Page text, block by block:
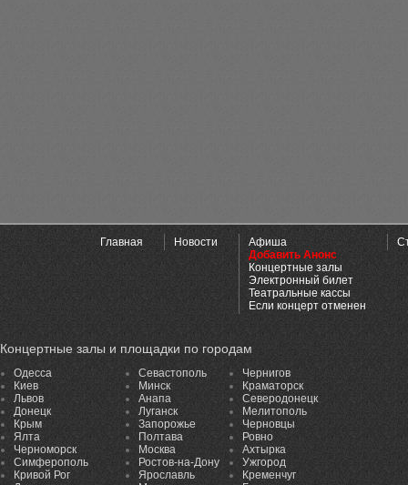
Главная Новости
Афиша
Добавить Анонс
Концертные залы
Электронный билет
Театральные кассы
Если концерт отменен
Концертные залы и площадки по городам
Одесса
Киев
Львов
Донецк
Крым
Ялта
Черноморск
Симферополь
Кривой Рог
Севастополь
Минск
Анапа
Луганск
Запорожье
Полтава
Москва
Ростов-на-Дону
Ярославль
Чернигов
Краматорск
Северодонецк
Мелитополь
Черновцы
Ровно
Ахтырка
Ужгород
Кременчуг